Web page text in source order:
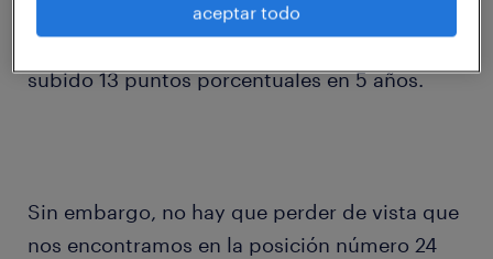
tiempo, ya que a nivel nacional el número de
subido 13 puntos porcentuales en 5 años.
Sin embargo, no hay que perder de vista que
nos encontramos en la posición número 24
aceptar todo